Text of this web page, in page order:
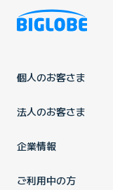
個人のお客さま
法人のお客さま
企業情報
ご利用中の方